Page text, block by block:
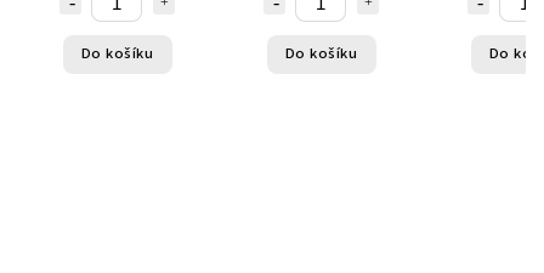
Do košíku Do košíku Do